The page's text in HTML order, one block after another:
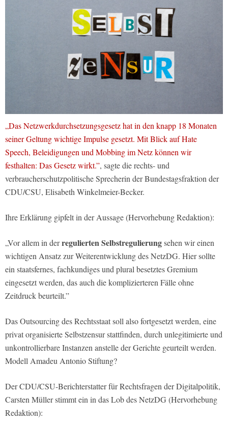
„Das Netzwerkdurchsetzungsgesetz hat in den knapp 18 Monaten
seiner Geltung wichtige Impulse gesetzt. Mit Blick auf Hate
Speech, Beleidigungen und Mobbing im Netz können wir
festhalten: Das Gesetz wirkt.”, sagte die rechts- und
verbraucherschutzpolitische Sprecherin der Bundestagsfraktion der
CDU/CSU, Elisabeth Winkelmeier-Becker.
Ihre Erklärung gipfelt in der Aussage (Hervorhebung Redaktion):
„Vor allem in derregulierten Selbstregulierungsehen wir einen
wichtigen Ansatz zur Weiterentwicklung des NetzDG. Hier sollte
ein staatsfernes, fachkundiges und plural besetztes Gremium
eingesetzt werden, das auch die komplizierteren Fälle ohne
Zeitdruck beurteilt.”
Das Outsourcing des Rechtsstaat soll also fortgesetzt werden, eine
privat organisierte Selbstzensur stattfinden, durch unlegitimierte und
unkontrollierbare Instanzen anstelle der Gerichte geurteilt werden.
Modell Amadeu Antonio Stiftung?
Der CDU/CSU-Berichterstatter für Rechtsfragen der Digitalpolitik,
Carsten Müller stimmt ein in das Lob des NetzDG (Hervorhebung
Redaktion):